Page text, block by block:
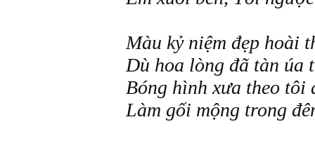
Màu kỷ niệm đẹp hoài
Dù hoa lòng đã tàn úa
Bóng hình xưa theo tôi
Làm gối mộng trong